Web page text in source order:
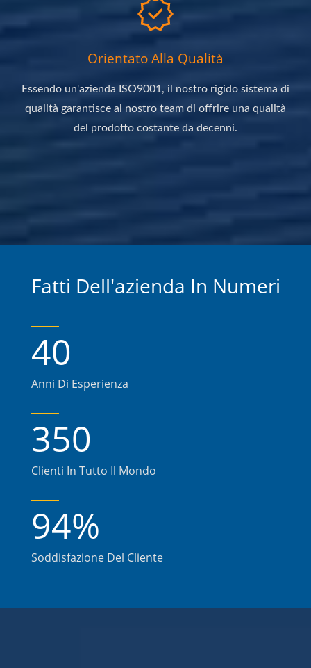
Orientato Alla Qualità
Essendo un'azienda ISO9001, il nostro rigido sistema di
qualità garantisce al nostro team di offrire una qualità
del prodotto costante da decenni.
Fatti Dell'azienda In Numeri
40
Anni Di Esperienza
350
Clienti In Tutto Il Mondo
94%
Soddisfazione Del Cliente